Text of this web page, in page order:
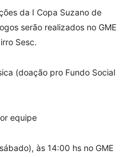
da I Copa Suzano de
serão realizados no GME
Sesc.
(doação pro Fundo Social
equipe
às 14:00 hs no GME